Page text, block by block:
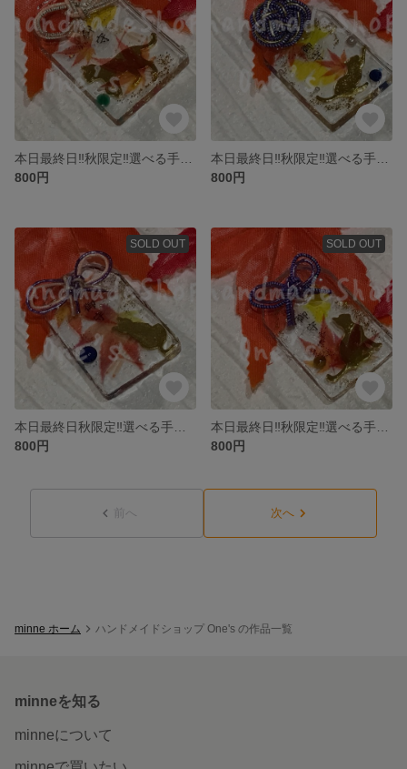
800円
800円
SOLD OUT
800円
SOLD OUT
800円
前へ 次へ
minne ホーム ハンドメイドショップ One's の作品一覧
minneを知る
minneについて